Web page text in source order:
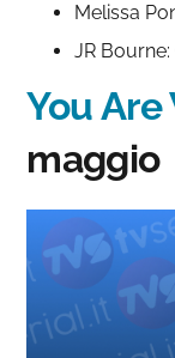
Melissa
JR
You
maggio